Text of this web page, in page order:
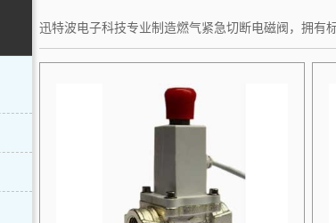
迅特波电子科技专业制造燃气紧急切断电磁阀，拥有